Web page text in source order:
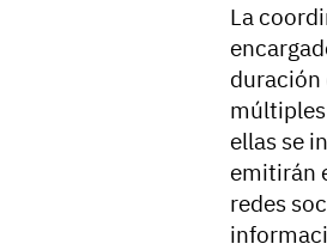
La
duración
ellas se
emitirán
redes